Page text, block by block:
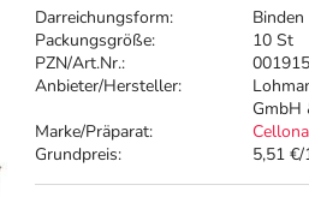
Darreichungsform:
Binden
Packungsgröße:
10 St
PZN/Art.Nr.:
Anbieter/Hersteller:
GmbH
Marke/Präparat:
Cellona
Grundpreis:
5,51